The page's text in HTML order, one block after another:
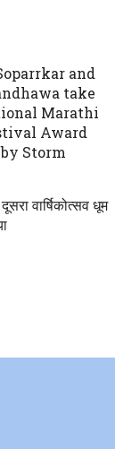
and
take
Marathi
Award
Storm
वार्षिकोत्सव धूम